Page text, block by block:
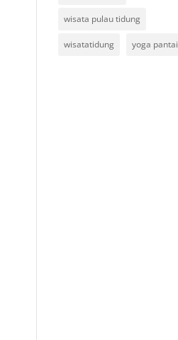
wisata pulau tidung
wisatatidung yoga pantai